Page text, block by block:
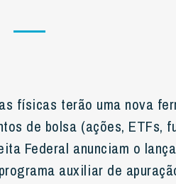
físicas terão uma nova
de bolsa (ações, ETFs,
Federal anunciam o
auxiliar de